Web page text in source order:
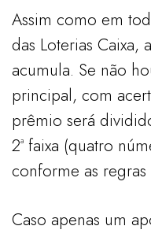
Assim como em
das Loterias Caixa,
acumula. Se não
principal, com
prêmio será
2ª faixa (quatro
conforme as
Caso apenas um